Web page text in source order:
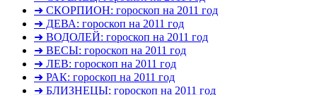
➜ СКОРПИОН: гороскоп на 2011 год
➜ ДЕВА: гороскоп на 2011 год
➜ ВОДОЛЕЙ: гороскоп на 2011 год
➜ ВЕСЫ: гороскоп на 2011 год
➜ ЛЕВ: гороскоп на 2011 год
➜ РАК: гороскоп на 2011 год
➜ БЛИЗНЕЦЫ: гороскоп на 2011 год